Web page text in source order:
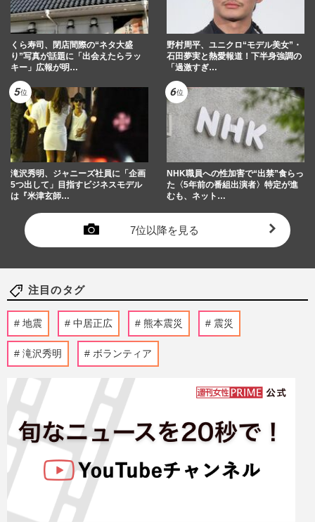
くら寿司、閉店間際の“ネタ大盛
り”写真が話題に「出会えたらラッ
キー」広報が明…
野村周平、ユニクロ“モデル美女”・
石田夢実と熱愛報道！下半身強調の
「過激すぎ…
滝沢秀明、ジャニーズ社員に「企画
5つ出して」目指すビジネスモデル
は『米津玄師…
NHK職員への性加害で“出禁”食らっ
た〈5年前の番組出演者〉特定が進
むも、ネット…
7位以降を見る
注目のタグ
地震 中居正広 熊本震災 震災
滝沢秀明 ボランティア